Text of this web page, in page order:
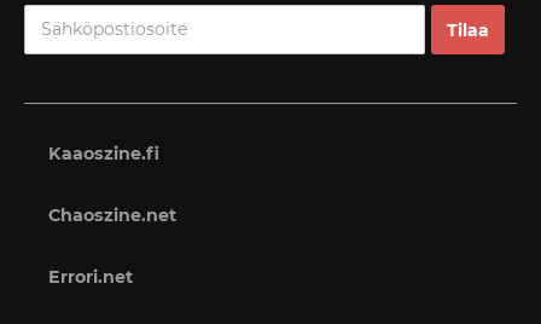
Kaaoszine.fi
Chaoszine.net
Errori.net